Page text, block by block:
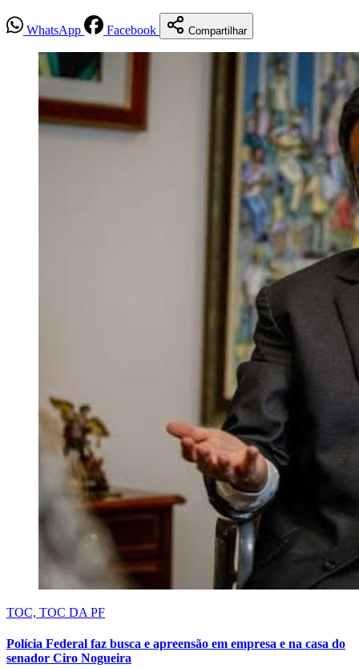
WhatsApp Facebook Compartilhar
TOC, TOC DA PF
Polícia Federal faz busca e apreensão em empresa e na casa do
senador Ciro Nogueira